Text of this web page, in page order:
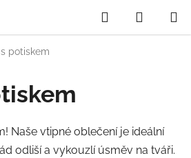
Hledat
KOŠÍK
potiskem
Naše vtipné oblečení je ideální
odliší a vykouzlí úsměv na tváři.